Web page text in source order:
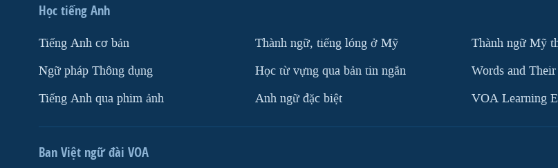
Học tiếng Anh
Tiếng Anh cơ bản
Ngữ pháp Thông dụng
Tiếng Anh qua phim ảnh
Thành ngữ, tiếng lóng ở Mỹ
Học từ vựng qua bản tin ngắn
Anh ngữ đặc biệt
Thành ngữ Mỹ
Words and
VOA Learning
Ban Việt ngữ đài VOA